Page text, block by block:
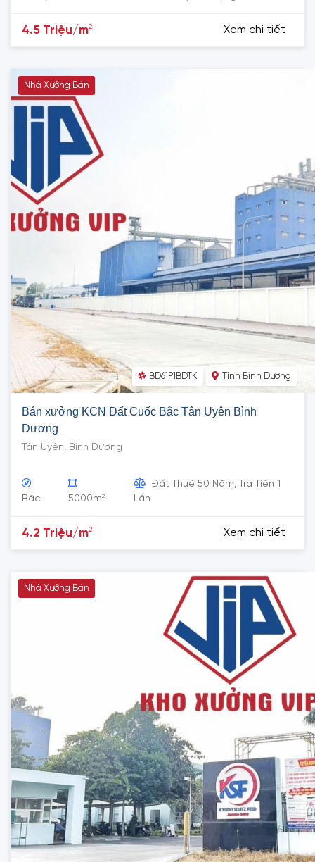
4.5 Triệu/m2 Xem chi tiết
Nhà Xưởng Bán
BD61P1BDTK Tỉnh Bình Dương
Bán xưởng KCN Đất Cuốc Bắc Tân Uyên Bình
Dương
Tân Uyên, Bình Dương
Bắc 5000m2
Đất Thuê 50 Năm, Trả Tiền 1
Lần
4.2 Triệu/m2 Xem chi tiết
Nhà Xưởng Bán